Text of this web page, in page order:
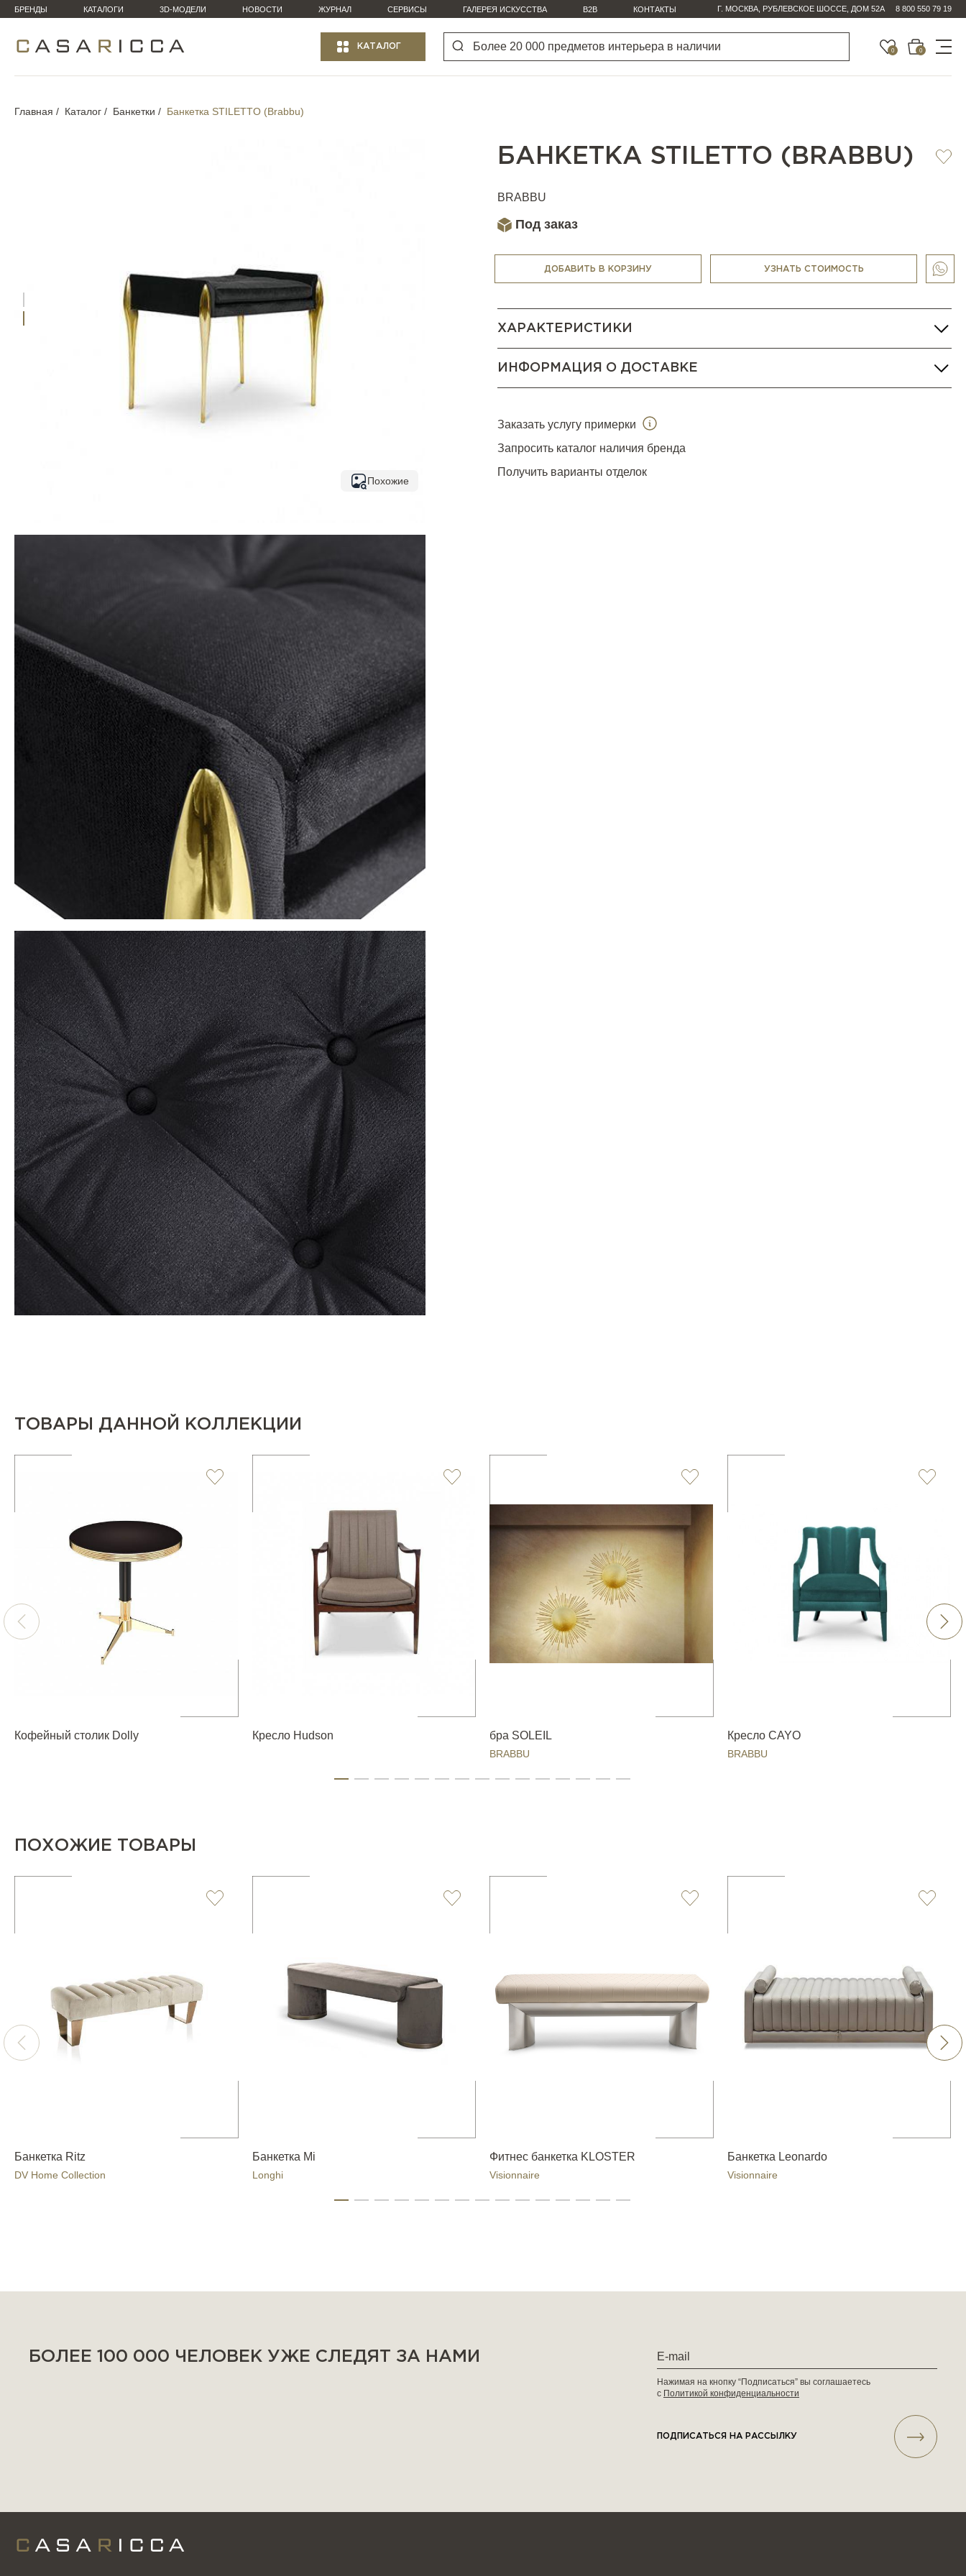
БРЕНДЫ КАТАЛОГИ 3D-МОДЕЛИ НОВОСТИ ЖУРНАЛ СЕРВИСЫ ГАЛЕРЕЯ ИСКУССТВА B2B КОНТАКТЫ Г. МОСКВА, РУБЛЕВСКОЕ ШОССЕ, ДОМ 52А 8 800 550 79 19
КАТАЛОГ 0 0
Главная Каталог Банкетки Банкетка STILETTO (Brabbu)
Похожие
БАНКЕТКА STILETTO (BRABBU)
BRABBU
Под заказ
ДОБАВИТЬ В КОРЗИНУ УЗНАТЬ СТОИМОСТЬ
ХАРАКТЕРИСТИКИ
ИНФОРМАЦИЯ О ДОСТАВКЕ
Заказать услугу примерки
Запросить каталог наличия бренда
Получить варианты отделок
ТОВАРЫ ДАННОЙ КОЛЛЕКЦИИ
Кофейный столик Dolly Кресло Hudson бра SOLEIL
BRABBU
Кресло CAYO
BRABBU
ПОХОЖИЕ ТОВАРЫ
Банкетка Ritz
DV Home Collection
Банкетка Mi
Longhi
Фитнес банкетка KLOSTER
Visionnaire
Банкетка Leonardo
Visionnaire
БОЛЕЕ 100 000 ЧЕЛОВЕК УЖЕ СЛЕДЯТ ЗА НАМИ
Нажимая на кнопку “Подписаться” вы соглашаетесь
с Политикой конфиденциальности
ПОДПИСАТЬСЯ НА РАССЫЛКУ